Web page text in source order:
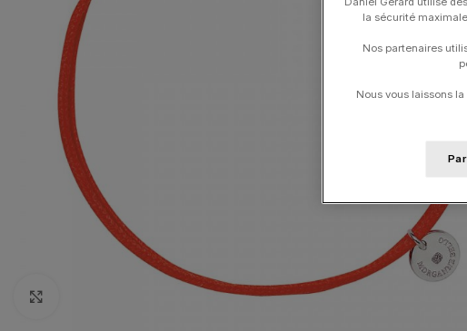
la sécurité
Nos partenaires
Nous vous laissons